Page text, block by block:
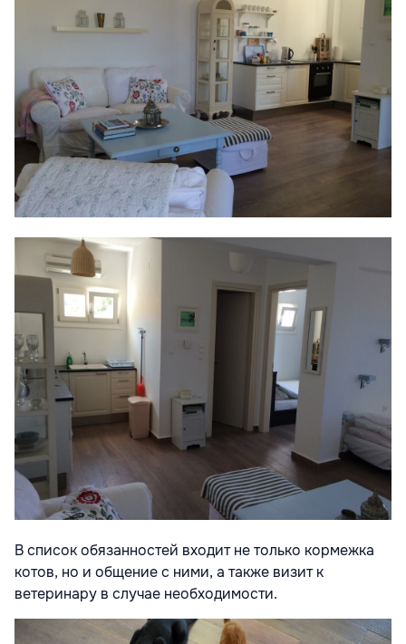
В список обязанностей входит не только кормежка
котов, но и общение с ними, а также визит к
ветеринару в случае необходимости.